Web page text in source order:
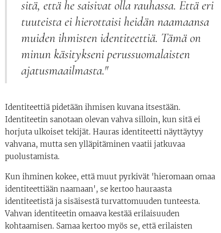
sitä, että he saisivat olla rauhassa. Että eri
tuuteista ei hierottaisi heidän naamaansa
muiden ihmisten identiteettiä. Tämä on
minun käsitykseni perussuomalaisten
ajatusmaailmasta."
Identiteettiä pidetään ihmisen kuvana itsestään.
Identiteetin sanotaan olevan vahva silloin, kun sitä ei
horjuta ulkoiset tekijät. Hauras identiteetti näyttäytyy
vahvana, mutta sen ylläpitäminen vaatii jatkuvaa
puolustamista.
Kun ihminen kokee, että muut pyrkivät 'hieromaan omaa
identiteettiään naamaan', se kertoo hauraasta
identiteetistä ja sisäisestä turvattomuuden tunteesta.
Vahvan identiteetin omaava kestää erilaisuuden
kohtaamisen. Samaa kertoo myös se, että erilaisten